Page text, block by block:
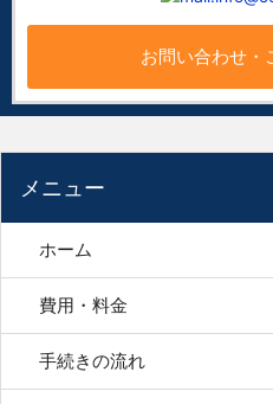
お問い合わせ・
メニュー
ホーム
費用・料金
手続きの流れ